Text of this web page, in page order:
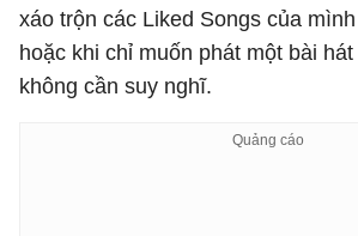
xáo trộn các Liked Songs của
hoặc khi chỉ muốn phát một bài
không cần suy nghĩ.